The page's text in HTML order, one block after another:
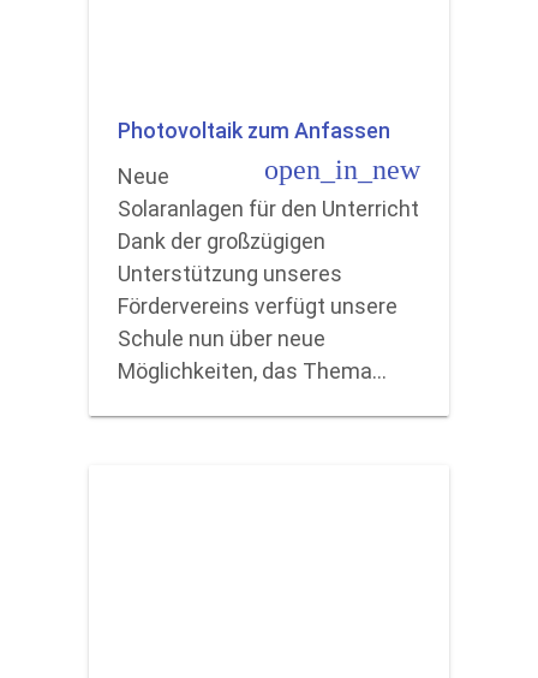
Photovoltaik zum Anfassen
open_in_new
Neue
Solaranlagen für den Unterricht
Dank der großzügigen
Unterstützung unseres
Fördervereins verfügt unsere
Schule nun über neue
Möglichkeiten, das Thema…